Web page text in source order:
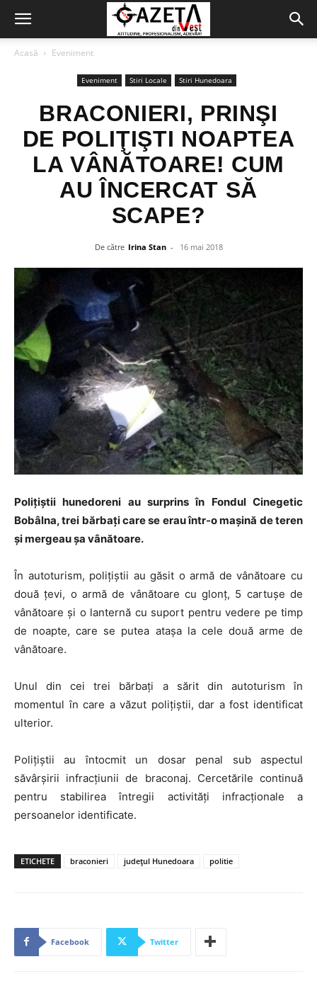
Acasă Eveniment
Eveniment Stiri Locale Stiri Hunedoara
BRACONIERI, PRINŞI
DE POLIŢIŞTI NOAPTEA
LA VÂNĂTOARE! CUM
AU ÎNCERCAT SĂ
SCAPE?
De către Irina Stan - 16 mai 2018
Poliţiştii hunedoreni au surprins în Fondul Cinegetic
Bobâlna, trei bărbaţi care se erau într-o maşină de teren
şi mergeau şa vânătoare.
În autoturism, polițiștii au găsit o armă de vânătoare cu
două ţevi, o armă de vânătoare cu glonț, 5 cartușe de
vânătoare și o lanternă cu suport pentru vedere pe timp
de noapte, care se putea atașa la cele două arme de
vânătoare.
Unul din cei trei bărbați a sărit din autoturism în
momentul în care a văzut polițiștii, dar a fost identificat
ulterior.
Poliţiştii au întocmit un dosar penal sub aspectul
săvârșirii infracțiunii de braconaj. Cercetările continuă
pentru stabilirea întregii activități infracționale a
persoanelor identificate.
ETICHETE braconieri județul Hunedoara politie
Facebook Twitter